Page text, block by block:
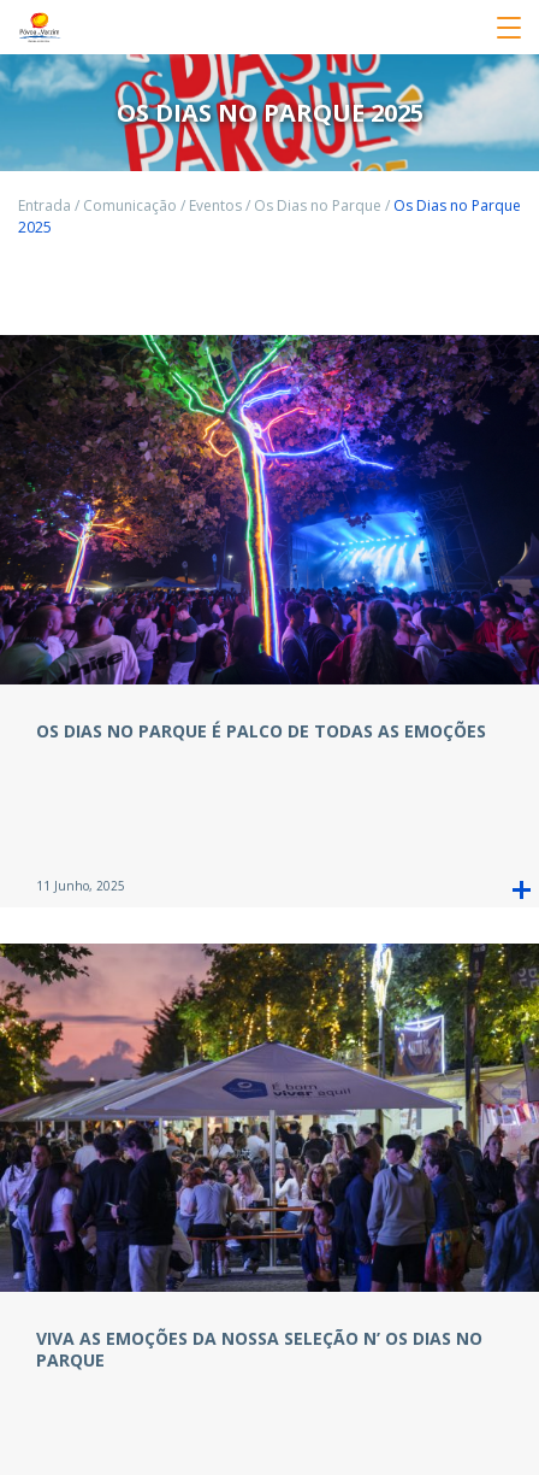
OS DIAS NO PARQUE 2025
Entrada / Comunicação / Eventos/ Os Dias no Parque / Os Dias no Parque
2025
OS DIAS NO PARQUE É PALCO DE TODAS AS EMOÇÕES
11 Junho, 2025
VIVA AS EMOÇÕES DA NOSSA SELEÇÃO N’ OS DIAS NO
PARQUE